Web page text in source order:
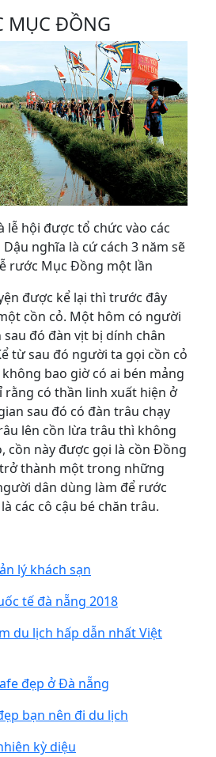
MỤC ĐỒNG
lễ hội được tổ chức vào các
Dậu nghĩa là cứ cách 3 năm sẽ
rước Mục Đồng một lần
được kể lại thì trước đây
cồn cỏ. Một hôm có người
đó đàn vịt bị dính chân
từ sau đó người ta gọi cồn cỏ
bao giờ có ai bén mảng
rằng có thần linh xuất hiện ở
sau đó có đàn trâu chạy
lên cồn lừa trâu thì không
cồn này được gọi là cồn Đồng
thành một trong những
dân dùng làm để rước
các cô cậu bé chăn trâu.
lý khách sạn
tế đà nẵng 2018
du lịch hấp dẫn nhất Việt
đẹp ở Đà nẵng
bạn nên đi du lịch
kỳ diệu